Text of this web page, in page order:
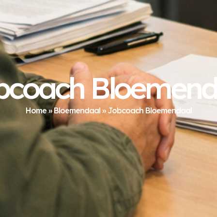
Home»Bloemendaal» Jobcoach Bloemendaal